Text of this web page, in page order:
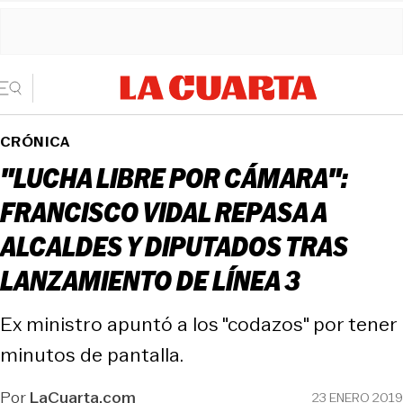
CRÓNICA
"LUCHA LIBRE POR CÁMARA":
FRANCISCO VIDAL REPASA A
ALCALDES Y DIPUTADOS TRAS
LANZAMIENTO DE LÍNEA 3
Ex ministro apuntó a los "codazos" por tener
minutos de pantalla.
PorLaCuarta.com 23 ENERO 2019